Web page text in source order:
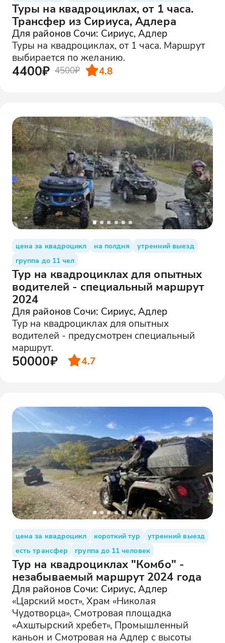
Туры на квадроциклах, от 1 часа.
Трансфер из Сириуса, Адлера
Для районов Сочи: Сириус, Адлер
Туры на квадроциклах, от 1 часа. Маршрут
выбирается по желанию.
4400₽ 4500₽ 4.8
цена за квадроцикл на полдня
утренний выезд
группа до 11 чел
Тур на квадроциклах для опытных
водителей - специальный маршрут
2024
Для районов Сочи: Сириус, Адлер
Тур на квадроциклах для опытных
водителей - предусмотрен специальный
маршрут.
50000₽ 4.7
цена за квадроцикл короткий тур
утренний выезд
есть трансфер
группа до 11 человек
Тур на квадроциклах "Комбо" -
незабываемый маршрут 2024 года
Для районов Сочи: Сириус, Адлер
«Царский мост», Храм «Николая
Чудотворца», Смотровая площадка
«Ахштырский хребет», Промышленный
каньон и Смотровая на Адлер с высоты